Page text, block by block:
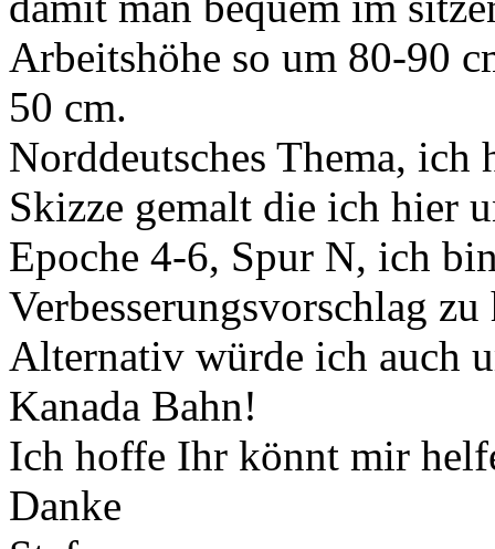
Arbeitshöhe so um 80-90
50 cm.
Norddeutsches Thema, ich
Skizze gemalt die ich hier
Epoche 4-6, Spur N, ich
Verbesserungsvorschlag zu
Alternativ würde ich auch
Kanada Bahn!
Ich hoffe Ihr könnt mir
Danke